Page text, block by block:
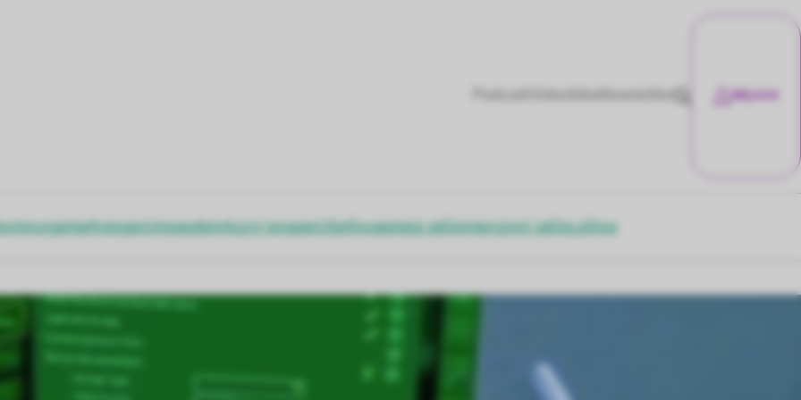
NefrologieOrtopedieInfuzní terapieOšetřovatelská péčeIntenzivní péčeLéčiva